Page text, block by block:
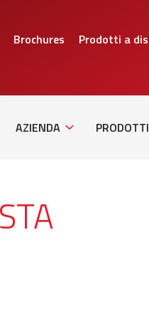
Brochures Prodotti a
AZIENDANavigationPRODOTTI